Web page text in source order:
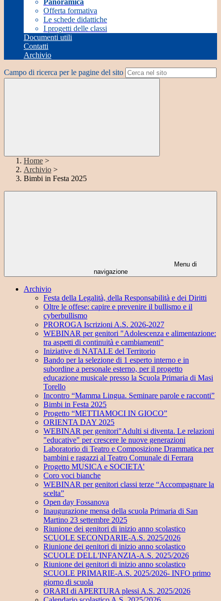
Panoramica
Offerta formativa
Le schede didattiche
I progetti delle classi
Documenti utili
Contatti
Archivio
Campo di ricerca per le pagine del sito
Home >
Archivio >
Bimbi in Festa 2025
Menu di
navigazione
Archivio
Festa della Legalità, della Responsabilità e dei Diritti
Oltre le offese: capire e prevenire il bullismo e il
cyberbullismo
PROROGA Iscrizioni A.S. 2026-2027
WEBINAR per genitori "Adolescenza e alimentazione:
tra aspetti di continuità e cambiamenti"
Iniziative di NATALE del Territorio
Bando per la selezione di 1 esperto interno e in
subordine a personale esterno, per il progetto
educazione musicale presso la Scuola Primaria di Masi
Torello
Incontro “Mamma Lingua. Seminare parole e racconti”
Bimbi in Festa 2025
Progetto “METTIAMOCI IN GIOCO”
ORIENTA DAY 2025
WEBINAR per genitori"Adulti si diventa. Le relazioni
"educative" per crescere le nuove generazioni
Laboratorio di Teatro e Composizione Drammatica per
bambini e ragazzi al Teatro Comunale di Ferrara
Progetto MUSICA e SOCIETA'
Coro voci bianche
WEBINAR per genitori classi terze “Accompagnare la
scelta”
Open day Fossanova
Inaugurazione mensa della scuola Primaria di San
Martino 23 settembre 2025
Riunione dei genitori di inizio anno scolastico
SCUOLE SECONDARIE-A.S. 2025/2026
Riunione dei genitori di inizio anno scolastico
SCUOLE DELL'INFANZIA-A.S. 2025/2026
Riunione dei genitori di inizio anno scolastico
SCUOLE PRIMARIE-A.S. 2025/2026- INFO primo
giorno di scuola
ORARI di APERTURA plessi A.S. 2025/2026